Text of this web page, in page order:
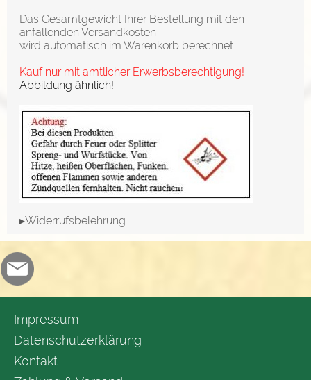
Das Gesamtgewicht Ihrer Bestellung mit den
anfallenden Versandkosten
wird automatisch im Warenkorb berechnet
Kauf nur mit amtlicher Erwerbsberechtigung!
Abbildung ähnlich!
▸Widerrufsbelehrung
Impressum
Datenschutzerklärung
Kontakt